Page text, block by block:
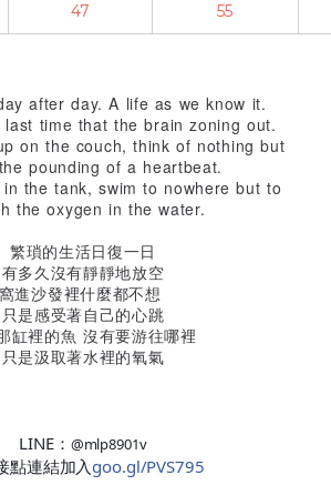
47 55
after day. A life as we know it.
last time that the brain zoning out.
on the couch, think of nothing but
pounding of a heartbeat.
the tank, swim to nowhere but to
the oxygen in the water.
繁瑣的生活日復一日
有多久沒有靜靜地放空
窩進沙發裡什麼都不想
只是感受著自己的心跳
缸裡的魚 沒有要游往哪裡
只是汲取著水裡的氧氣
LINE： @mlp8901v
點連結加入goo.gl/PVS795